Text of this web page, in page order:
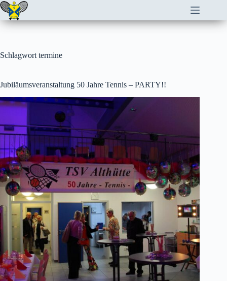
Zum
Inhalt
springen
Schlagwort termine
Jubiläumsveranstaltung 50 Jahre Tennis – PARTY!!